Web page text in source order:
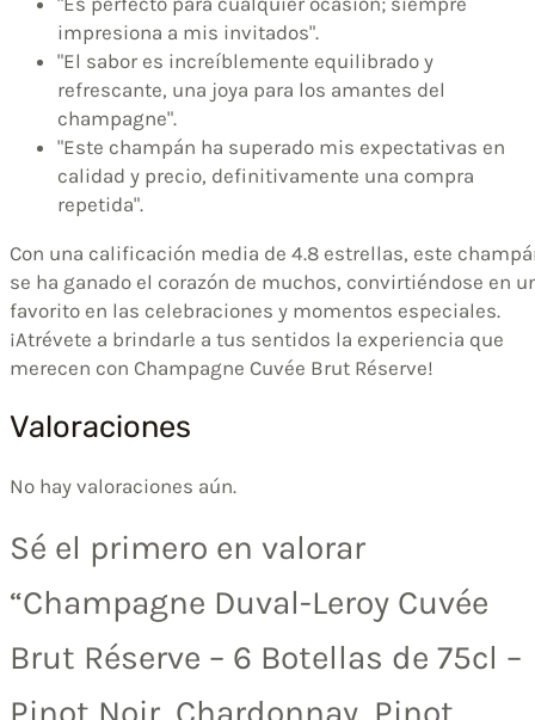
impresiona a mis invitados".
"El sabor es increíblemente equilibrado y
refrescante, una joya para los amantes del
champagne".
"Este champán ha superado mis expectativas en
calidad y precio, definitivamente una compra
repetida".
Con una calificación media de 4.8 estrellas, este
se ha ganado el corazón de muchos, convirtiéndose en
favorito en las celebraciones y momentos especiales.
¡Atrévete a brindarle a tus sentidos la experiencia que
merecen con Champagne Cuvée Brut Réserve!
Valoraciones
No hay valoraciones aún.
Sé el primero en valorar
“Champagne Duval-Leroy Cuvée
Brut Réserve – 6 Botellas de 75cl –